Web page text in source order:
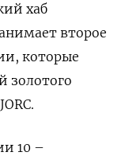
хаб
второе
которые
золотого
10 –